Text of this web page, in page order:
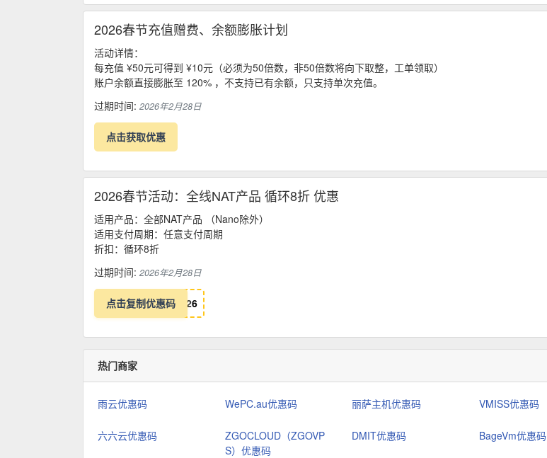
2026春节充值赠费、余额膨胀计划
活动详情：
每充值 ¥50元可得到 ¥10元（必须为50倍数，非50倍数将向下取整，工单领取）
账户余额直接膨胀至 120% ，不支持已有余额，只支持单次充值。
过期时间: 2026年2月28日
点击获取优惠
2026春节活动：全线NAT产品 循环8折 优惠
适用产品：全部NAT产品 （Nano除外）
适用支付周期：任意支付周期
折扣：循环8折
过期时间: 2026年2月28日
点击复制优惠码 26
热门商家
雨云优惠码 WePC.au优惠码 丽萨主机优惠码 VMISS优惠码
六六云优惠码
ZGOCLOUD（ZGOVP
S）优惠码
DMIT优惠码 BageVm优惠码